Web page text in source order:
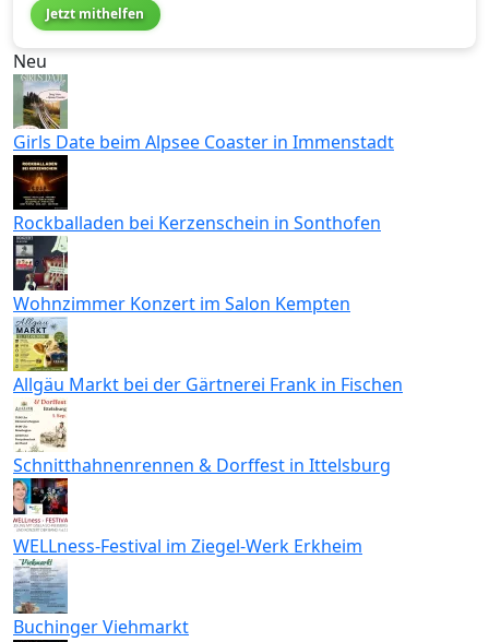
Jetzt mithelfen
Neu
Girls Date beim Alpsee Coaster in Immenstadt
Rockballaden bei Kerzenschein in Sonthofen
Wohnzimmer Konzert im Salon Kempten
Allgäu Markt bei der Gärtnerei Frank in Fischen
Schnitthahnenrennen & Dorffest in Ittelsburg
WELLness-Festival im Ziegel-Werk Erkheim
Buchinger Viehmarkt